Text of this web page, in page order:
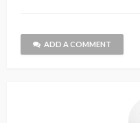
ADD A COMMENT